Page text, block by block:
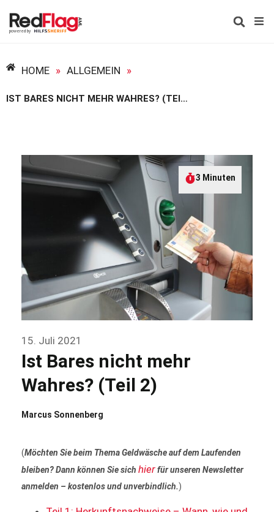
HOME » ALLGEMEIN »
IST BARES NICHT MEHR WAHRES? (TEIL 2)
15. Juli 2021
Ist Bares nicht mehr
Wahres? (Teil 2)
Marcus Sonnenberg
3 Minuten
(Möchten Sie beim Thema Geldwäsche auf dem Laufenden
bleiben? Dann können Sie sich hierfür unseren Newsletter
anmelden – kostenlos und unverbindlich.)